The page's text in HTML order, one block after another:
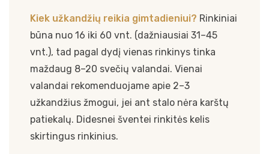
Kiek užkandžių reikia gimtadieniui? Rinkiniai
būna nuo 16 iki 60 vnt. (dažniausiai 31–45
vnt.), tad pagal dydį vienas rinkinys tinka
maždaug 8–20 svečių valandai. Vienai
valandai rekomenduojame apie 2–3
užkandžius žmogui, jei ant stalo nėra karštų
patiekalų. Didesnei šventei rinkitės kelis
skirtingus rinkinius.